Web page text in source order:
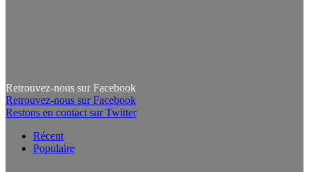
Retrouvez-nous sur Facebook
Retrouvez-nous sur Facebook
Restons en contact sur Twitter
Récent
Populaire